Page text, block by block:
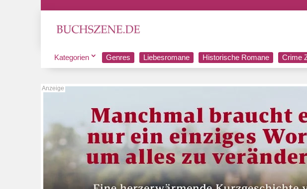
Kategorien Genres Liebesromane Historische Romane Crime